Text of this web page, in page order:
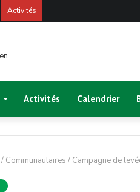
Activités
Activités Calendrier
/ Communautaires / Campagne de